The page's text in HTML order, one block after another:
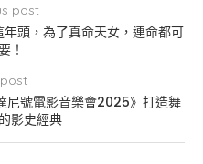
post
年頭，為了真命天女，連命都可
！
尼號電影音樂會2025》打造舞
影史經典